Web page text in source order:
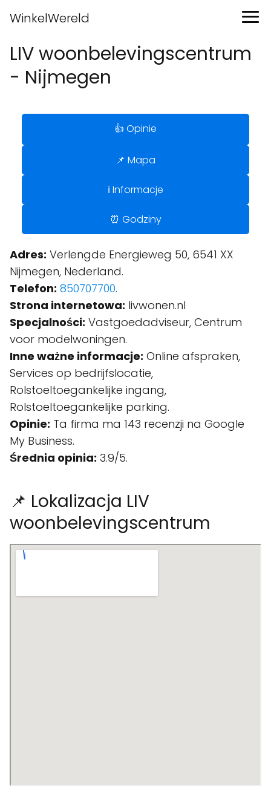
WinkelWereld
LIV woonbelevingscentrum
- Nijmegen
👍 Opinie
📌 Mapa
ℹ️ Informacje
⏰ Godziny
Adres: Verlengde Energieweg 50, 6541 XX
Nijmegen, Nederland.
Telefon: 850707700.
Strona internetowa: livwonen.nl
Specjalności: Vastgoedadviseur, Centrum
voor modelwoningen.
Inne ważne informacje: Online afspraken,
Services op bedrijfslocatie,
Rolstoeltoegankelijke ingang,
Rolstoeltoegankelijke parking.
Opinie: Ta firma ma 143 recenzji na Google
My Business.
Średnia opinia: 3.9/5.
📌 Lokalizacja LIV
woonbelevingscentrum